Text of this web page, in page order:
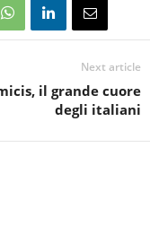
Next article
il grande cuore
degli italiani